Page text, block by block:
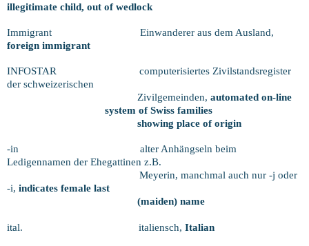
illegitimate child, out of wedlock
Immigrant
Einwanderer aus dem Ausland,
foreign immigrant
INFOSTAR
computerisiertes Zivilstandsregister
der schweizerischen
Zivilgemeinden, automated on-line
system of Swiss families
showing place of origin
-in
alter Anhängseln beim
Ledigennamen der Ehegattinen z.B.
Meyerin, manchmal auch nur -j oder
-i, indicates female last
(maiden) name
ital. italiensch, Italian